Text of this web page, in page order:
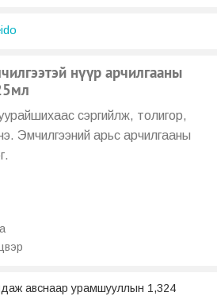
нүүр арчилгааны
сэргийлж, толигор,
Эмчилгээний арьс арчилгааны
авснаар урамшууллын 1,324